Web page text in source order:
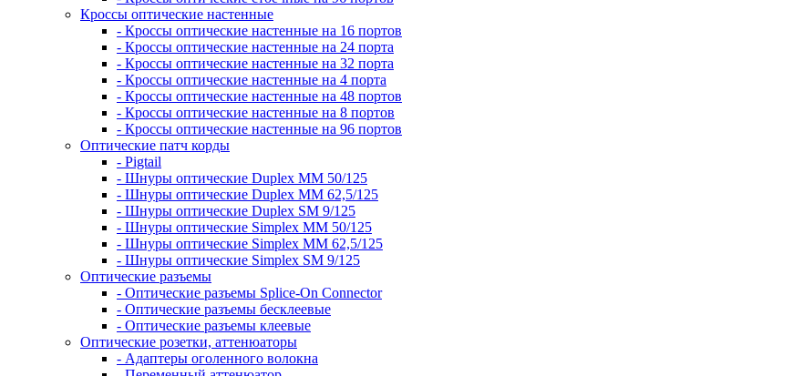
Кроссы оптические настенные
- Кроссы оптические настенные на 16 портов
- Кроссы оптические настенные на 24 порта
- Кроссы оптические настенные на 32 порта
- Кроссы оптические настенные на 4 порта
- Кроссы оптические настенные на 48 портов
- Кроссы оптические настенные на 8 портов
- Кроссы оптические настенные на 96 портов
Оптические патч корды
- Pigtail
- Шнуры оптические Duplex MM 50/125
- Шнуры оптические Duplex MM 62,5/125
- Шнуры оптические Duplex SM 9/125
- Шнуры оптические Simplex MM 50/125
- Шнуры оптические Simplex MM 62,5/125
- Шнуры оптические Simplex SM 9/125
Оптические разъемы
- Оптические разъемы Splice-On Connector
- Оптические разъемы бесклеевые
- Оптические разъемы клеевые
Оптические розетки, аттенюаторы
- Адаптеры оголенного волокна